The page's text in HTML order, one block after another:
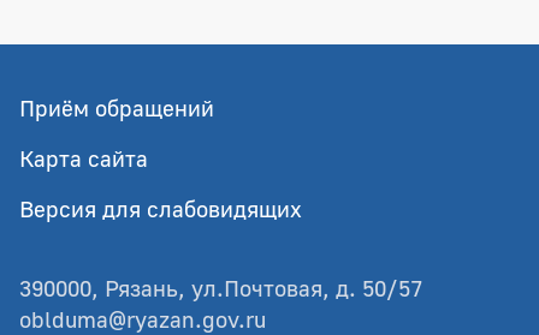
Приём обращений
Карта сайта
Версия для слабовидящих
390000, Рязань, ул.Почтовая, д. 50/57
oblduma@ryazan.gov.ru